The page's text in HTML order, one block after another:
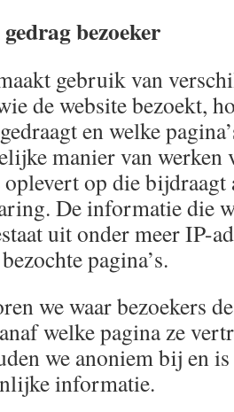
bezoeker
gebruik van
de website bezoekt,
en welke
manier van werken
op die bijdraagt
De informatie die
uit onder meer IP-
pagina’s.
we waar bezoekers
welke pagina ze
we anoniem bij en
informatie.